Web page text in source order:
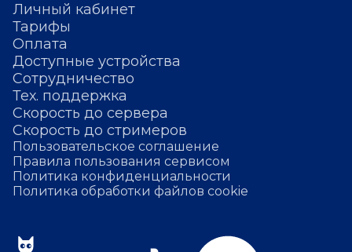
Личный кабинет
Тарифы
Оплата
Доступные устройства
Сотрудничество
Тех. поддержка
Скорость до сервера
Скорость до стримеров
Пользовательское соглашение
Правила пользования сервисом
Политика конфиденциальности
Политика обработки файлов cookie